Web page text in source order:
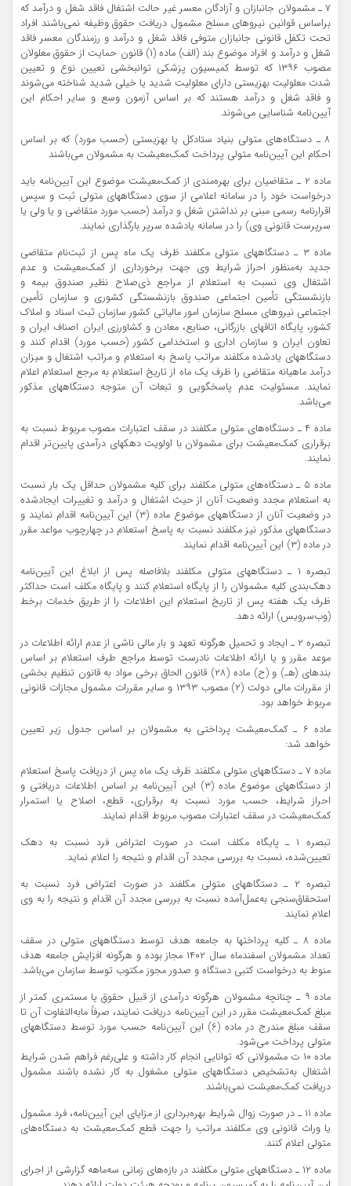
۷ ـ مشمولان جانبازان و آزادگان معسر غیر حالت اشتغال فاقد شغل و درآمد که
براساس قوانین نیروهای مسلح مشمول دریافت حقوق وظیفه نمی‌باشند افراد
تحت تکفل قانونی جانبازان متوفی فاقد شغل و درآمد و رزمندگان معسر فاقد
شغل و درآمد و افراد موضوع بند (الف) ماده (۱) قانون حمایت از حقوق معلولان
مصوب ۱۳۹۶ که توسط کمیسیون پزشکی توانبخشی تعیین نوع و تعیین
شدت معلولیت بهزیستی دارای معلولیت شدید یا خیلی شدید شناخته می‌شوند
و فاقد شغل و درآمد هستند که بر اساس آزمون وسع و سایر احکام این
آیین‌نامه شناسایی می‌شوند.
۸ ـ دستگاه‌های متولی بنیاد ستادکل یا بهزیستی (حسب مورد) که بر اساس
احکام این آیین‌نامه متولی پرداخت کمک‌معیشت به مشمولان می‌باشند
ماده ۲ ـ متقاضیان برای بهره‌مندی از کمک‌معیشت موضوع این آیین‌نامه باید
درخواست خود را در سامانه اعلامی از سوی دستگاههای متولی ثبت و سپس
اقرارنامه رسمی مبنی بر نداشتن شغل و درآمد (حسب مورد متقاضی و یا ولی یا
سرپرست قانونی وی) را در سامانه یادشده سرپر بارگذاری نمایند.
ماده ۳ ـ دستگاههای متولی مکلفند ظرف یک ماه پس از ثبت‌نام متقاضی
جدید به‌منظور احراز شرایط وی جهت برخورداری از کمک‌معیشت و عدم
اشتغال وی نسبت به استعلام از مراجع ذی‌صلاح نظیر صندوق بیمه و
بازنشستگی تأمین اجتماعی صندوق بازنشستگی کشوری و سازمان تأمین
اجتماعی نیروهای مسلح سازمان امور مالیاتی کشور سازمان ثبت اسناد و املاک
کشور، پایگاه اتاقهای بازرگانی، صنایع، معادن و کشاورزی ایران اصناف ایران و
تعاون ایران و سازمان اداری و استخدامی کشور (حسب مورد) اقدام کنند و
دستگاههای یادشده مکلفند مراتب پاسخ به استعلام و مراتب اشتغال و میزان
درآمد ماهیانه متقاضی را ظرف یک ماه از تاریخ استعلام به مرجع استعلام اعلام
نمایند. مسئولیت عدم پاسخگویی و تبعات آن متوجه دستگاههای مذکور
می‌باشد.
ماده ۴ ـ دستگاه‌های متولی مکلفند در سقف اعتبارات مصوب مربوط نسبت به
برقراری کمک‌معیشت برای مشمولان با اولویت دهکهای درآمدی پایین‌تر اقدام
نمایند.
ماده ۵ ـ دستگاه‌های متولی مکلفند برای کلیه مشمولان حداقل یک بار نسبت
به استعلام مجدد وضعیت آنان از حیث اشتغال و درآمد و تغییرات ایجادشده
در وضعیت آنان از دستگاههای موضوع ماده (۳) این آیین‌نامه اقدام نمایند و
دستگاههای مذکور نیز مکلفند نسبت به پاسخ استعلام در چهارچوب مواعد مقرر
در ماده (۳) این آیین‌نامه اقدام نمایند.
تبصره ۱ ـ دستگاههای متولی مکلفند بلافاصله پس از ابلاغ این آیین‌نامه
دهک‌بندی کلیه مشمولان را از پایگاه استعلام کنند و پایگاه مکلف است حداکثر
ظرف یک هفته پس از تاریخ استعلام این اطلاعات را از طریق خدمات برخط
(وب‌سرویس) ارائه دهد.
تبصره ۲ ـ ایجاد و تحمیل هرگونه تعهد و بار مالی ناشی از عدم ارائه اطلاعات در
موعد مقرر و یا ارائه اطلاعات نادرست توسط مراجع طرف استعلام بر اساس
بندهای (هـ) و (ح) ماده (۲۸) قانون الحاق برخی مواد به قانون تنظیم بخشی
از مقررات مالی دولت (۲) مصوب ۱۳۹۳ و سایر مقررات مشمول مجازات قانونی
مربوط خواهد بود.
ماده ۶ ـ کمک‌معیشت پرداختی به مشمولان بر اساس جدول زیر تعیین
خواهد شد:
ماده ۷ ـ دستگاههای متولی مکلفند ظرف یک ماه پس از دریافت پاسخ استعلام
از دستگاههای موضوع ماده (۳) این آیین‌نامه بر اساس اطلاعات دریافتی و
احراز شرایط، حسب مورد نسبت به برقراری، قطع، اصلاح یا استمرار
کمک‌معیشت در سقف اعتبارات مصوب مربوط اقدام نمایند.
تبصره ۱ ـ پایگاه مکلف است در صورت اعتراض فرد نسبت به دهک
تعیین‌شده، نسبت به بررسی مجدد آن اقدام و نتیجه را اعلام نماید.
تبصره ۲ ـ دستگاههای متولی مکلفند در صورت اعتراض فرد نسبت به
استحقاق‌سنجی به‌عمل‌آمده نسبت به بررسی مجدد آن اقدام و نتیجه را به وی
اعلام نمایند.
ماده ۸ ـ کلیه پرداختها به جامعه هدف توسط دستگاههای متولی در سقف
تعداد مشمولان اسفندماه سال ۱۴۰۲ مجاز بوده و هرگونه افزایش جامعه هدف
منوط به درخواست کتبی دستگاه و صدور مجوز مکتوب توسط سازمان می‌باشد.
ماده ۹ ـ چنانچه مشمولان هرگونه درآمدی از قبیل حقوق یا مستمری کمتر از
مبلغ کمک‌معیشت مقرر در این آیین‌نامه دریافت نمایند، صرفاً مابه‌التفاوت آن تا
سقف مبلغ مندرج در ماده (۶) این آیین‌نامه حسب مورد توسط دستگاههای
متولی پرداخت می‌شود.
ماده ۱۰ ت مشمولانی که توانایی انجام کار داشته و علی‌رغم فراهم شدن شرایط
اشتغال به‌تشخیص دستگاههای متولی مشغول به کار نشده باشند مشمول
دریافت کمک‌معیشت نمی‌باشند.
ماده ۱۱ ـ در صورت زوال شرایط بهره‌برداری از مزایای این آیین‌نامه، فرد مشمول
یا وراث قانونی وی مکلفند مراتب را جهت قطع کمک‌معیشت به دستگاه‌های
متولی اعلام کنند.
ماده ۱۲ ـ دستگاههای متولی مکلفند در بازه‌های زمانی سه‌ماهه گزارشی از اجرای